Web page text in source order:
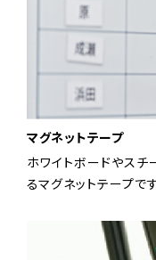
マグネットテープ
ホワイトボードやスチ
るマグネットテープです